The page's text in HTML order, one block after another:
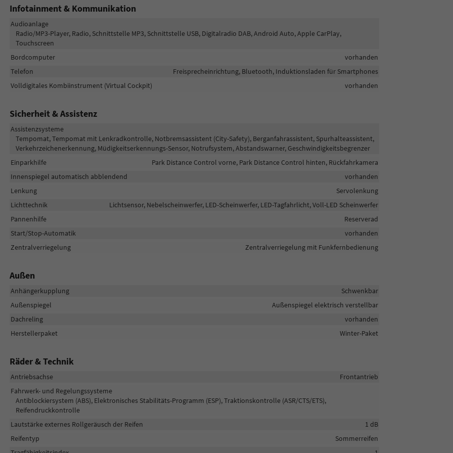
Infotainment & Kommunikation
Audioanlage
Radio/MP3-Player, Radio, Schnittstelle MP3, Schnittstelle USB, Digitalradio DAB, Android Auto, Apple CarPlay,
Touchscreen
Bordcomputer
vorhanden
Telefon
Freisprecheinrichtung, Bluetooth, Induktionsladen für Smartphones
Volldigitales Kombiinstrument (Virtual Cockpit)
vorhanden
Sicherheit & Assistenz
Assistenzsysteme
Tempomat, Tempomat mit Lenkradkontrolle, Notbremsassistent (City-Safety), Berganfahrassistent, Spurhalteassistent,
Verkehrzeichenerkennung, Müdigkeitserkennungs-Sensor, Notrufsystem, Abstandswarner, Geschwindigkeitsbegrenzer
Einparkhilfe
Park Distance Control vorne, Park Distance Control hinten, Rückfahrkamera
Innenspiegel automatisch abblendend
vorhanden
Lenkung
Servolenkung
Lichttechnik
Lichtsensor, Nebelscheinwerfer, LED-Scheinwerfer, LED-Tagfahrlicht, Voll-LED Scheinwerfer
Pannenhilfe
Reserverad
Start/Stop-Automatik
vorhanden
Zentralverriegelung
Zentralverriegelung mit Funkfernbedienung
Außen
Anhängerkupplung
Schwenkbar
Außenspiegel
Außenspiegel elektrisch verstellbar
Dachreling
vorhanden
Herstellerpaket
Winter-Paket
Räder & Technik
Antriebsachse
Frontantrieb
Fahrwerk- und Regelungssysteme
Antiblockiersystem (ABS), Elektronisches Stabilitäts-Programm (ESP), Traktionskontrolle (ASR/CTS/ETS),
Reifendruckkontrolle
Lautstärke externes Rollgeräusch der Reifen
1 dB
Reifentyp
Sommerreifen